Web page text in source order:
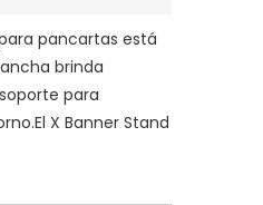
pancartas está
brinda
para
X Banner Stand